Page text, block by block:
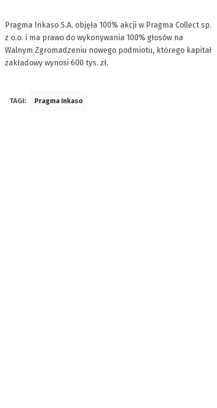
Pragma Inkaso S.A. objęła 100% akcji w Pragma Collect sp.
z o.o. i ma prawo do wykonywania 100% głosów na
Walnym Zgromadzeniu nowego podmiotu, którego kapitał
zakładowy wynosi 600 tys. zł.
TAGI: Pragma Inkaso